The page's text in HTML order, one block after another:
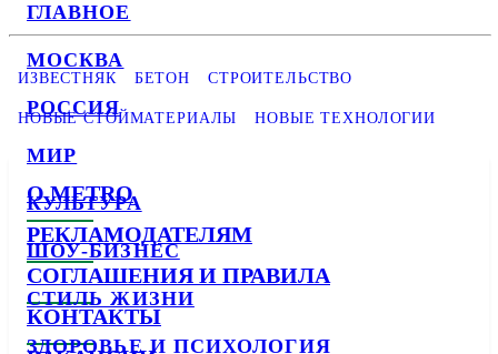
ГЛАВНОЕ
МОСКВА
РОССИЯ
МИР
КУЛЬТУРА
ШОУ-БИЗНЕС
СТИЛЬ ЖИЗНИ
ЗДОРОВЬЕ И ПСИХОЛОГИЯ
ИЗВЕСТНЯК БЕТОН СТРОИТЕЛЬСТВО
НОВЫЕ СТОЙМАТЕРИАЛЫ НОВЫЕ ТЕХНОЛОГИИ
О METRO
РЕКЛАМОДАТЕЛЯМ
СОГЛАШЕНИЯ И ПРАВИЛА
КОНТАКТЫ